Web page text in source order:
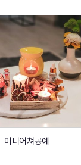
미니어쳐공예